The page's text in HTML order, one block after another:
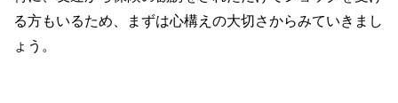
る方もいるため、まずは心構えの大切さからみていきまし
ょう。